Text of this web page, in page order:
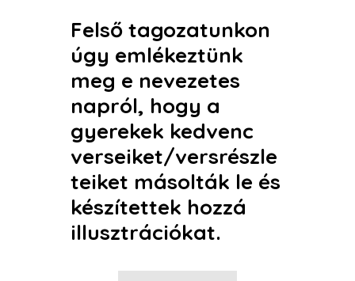
Felső tagozatunkon
úgy emlékeztünk
meg e nevezetes
napról, hogy a
gyerekek kedvenc
verseiket/versrészle
teiket másolták le és
készítettek hozzá
illusztrációkat.